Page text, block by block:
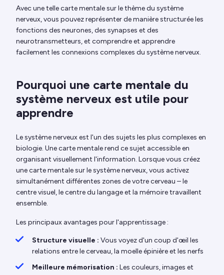
Avec une telle carte mentale sur le thème du système
nerveux, vous pouvez représenter de manière structurée les
fonctions des neurones, des synapses et des
neurotransmetteurs, et comprendre et apprendre
facilement les connexions complexes du système nerveux.
Pourquoi une carte mentale du
système nerveux est utile pour
apprendre
Le système nerveux est l'un des sujets les plus complexes en
biologie. Une carte mentale rend ce sujet accessible en
organisant visuellement l'information. Lorsque vous créez
une carte mentale sur le système nerveux, vous activez
simultanément différentes zones de votre cerveau – le
centre visuel, le centre du langage et la mémoire travaillent
ensemble.
Les principaux avantages pour l'apprentissage :
Structure visuelle : Vous voyez d'un coup d'œil les
relations entre le cerveau, la moelle épinière et les nerfs
Meilleure mémorisation : Les couleurs, images et